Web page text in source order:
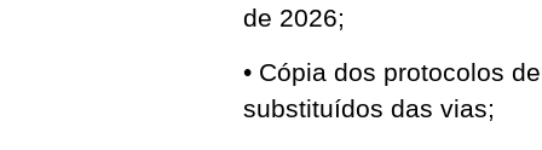
de 2026;
• Cópia dos protocolos
substituídos das vias;